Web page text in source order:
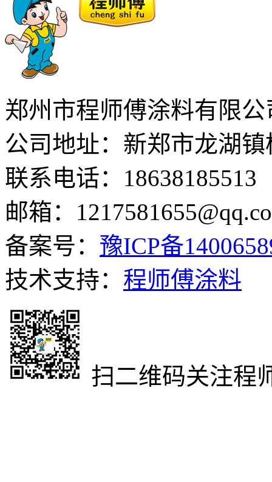
郑州市程师傅涂料有限公
公司地址：新郑市龙湖
联系电话：18638185513
邮箱：
备案号： 豫ICP备
技术支持： 程师傅涂料
扫二维码关注程